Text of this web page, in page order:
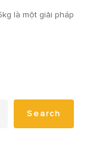
là một giải pháp
Search